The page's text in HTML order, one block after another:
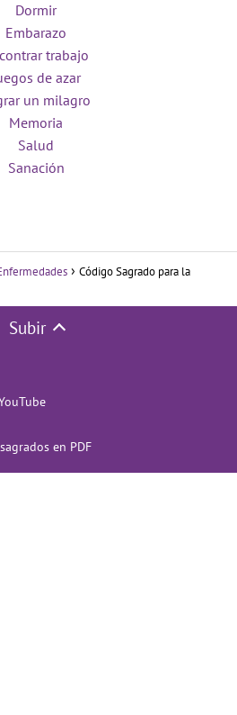
Dormir
Embarazo
trabajo
de azar
un milagro
Memoria
Salud
Sanación
Código Sagrado para la
Subir
en PDF